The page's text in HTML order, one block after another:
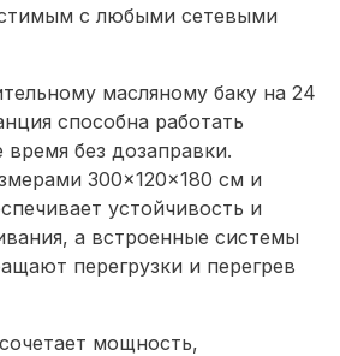
с любыми сетевыми
масляному баку на 24
способна работать
без дозаправки.
300×120×180 см и
устойчивость и
а встроенные системы
перегрузки и перегрев
мощность,